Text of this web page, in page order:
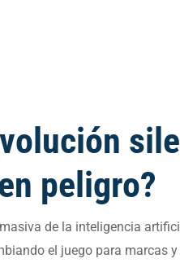
peligro?
de la inteligencia
el juego para marcas